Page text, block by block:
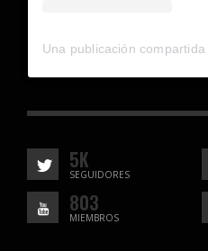
5K
SEGUIDORES
803
MIEMBROS